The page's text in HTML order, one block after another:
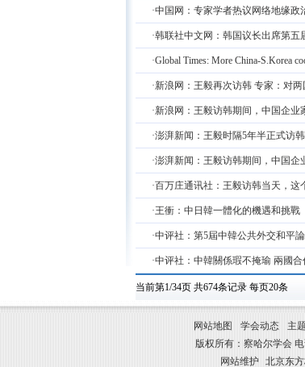
·中国网：专家学者热议网络地缘
·韩联社中文网：韩国议长出席第
·Global Times: More China-S.Korea
·新浪网：王毅再次访韩 专家：对
·新浪网：王毅访韩期间，中国企
·澎湃新闻：王毅时隔5年半正式访
·澎湃新闻：王毅访韩期间，中国
·百万庄通讯社：王毅访韩当天，
·王衝：中日韓一體化的機遇和挑戰
·中评社：第5屆中韓公共外交和平
·中评社：中韓關係瑕不掩瑜 兩國
当前第1/34页 共674条记录 每页20条
网站地图 学会动态 主
版权所有：察哈尔学会 电
网站维护 北京东